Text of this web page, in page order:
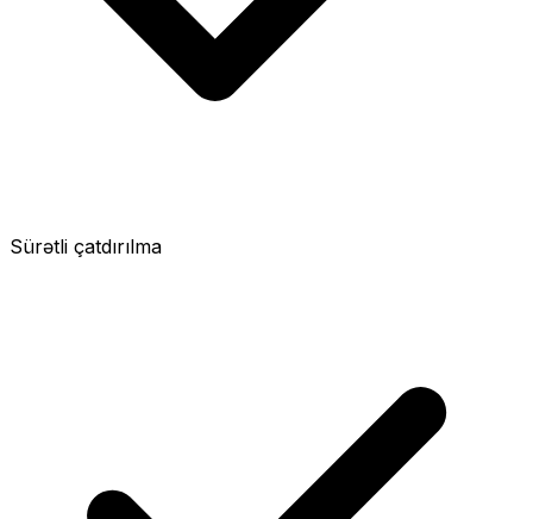
Sürətli çatdırılma